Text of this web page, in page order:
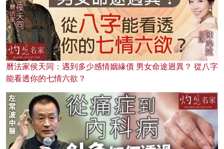
曆法家侯天同：遇到多少感情姻緣債 男女命途迥異？ 從八字
能看透你的七情六欲？